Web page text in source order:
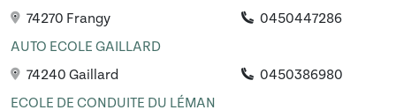
74270 Frangy
0450447286
AUTO ECOLE GAILLARD
74240 Gaillard
0450386980
ECOLE DE CONDUITE DU LÉMAN